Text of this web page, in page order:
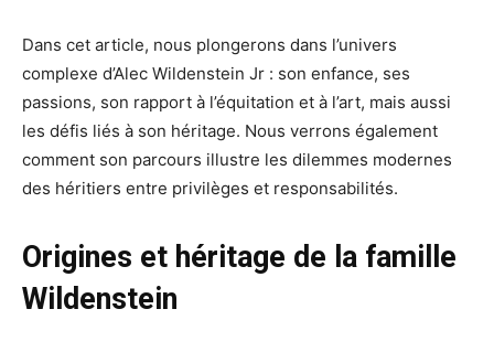
Dans cet article, nous plongerons dans l’univers
complexe d’Alec Wildenstein Jr : son enfance, ses
passions, son rapport à l’équitation et à l’art, mais aussi
les défis liés à son héritage. Nous verrons également
comment son parcours illustre les dilemmes modernes
des héritiers entre privilèges et responsabilités.
Origines et héritage de la famille
Wildenstein